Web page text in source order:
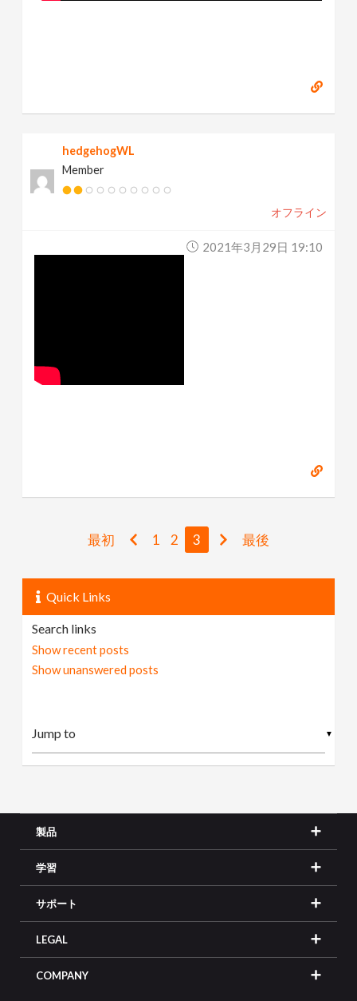
hedgehogWL
Member
オフライン
2021年3月29日 19:10
最初 1 2 3 最後
Quick Links
Search links
Show recent posts
Show unanswered posts
▼
製品
学習
サポート
LEGAL
COMPANY